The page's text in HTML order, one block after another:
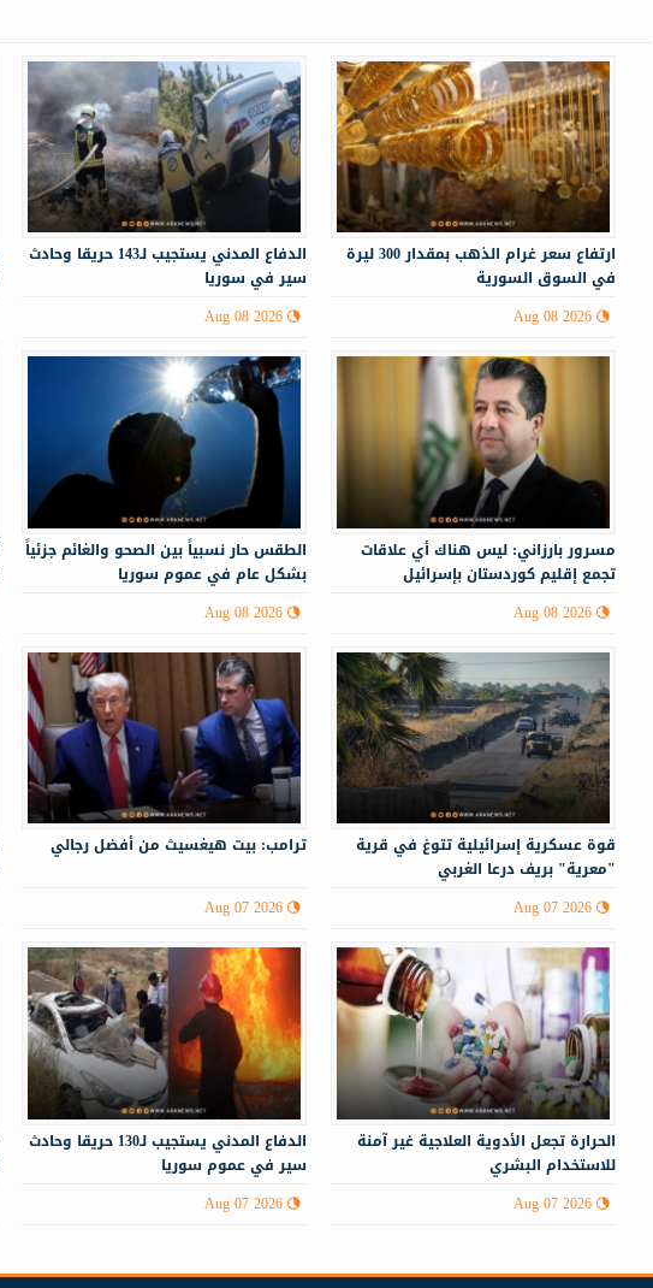
الدفاع المدني يستجيب لـ143 حريقا وحادث
سير في سوريا
Aug 08 2026
ارتفاع سعر غرام الذهب بمقدار 300 ليرة
في السوق السورية
Aug 08 2026
الطقس حار نسبياً بين الصحو والغائم جزئياً
بشكل عام في عموم سوريا
Aug 08 2026
مسرور بارزاني: ليس هناك أي علاقات
تجمع إقليم كوردستان بإسرائيل
Aug 08 2026
ترامب: بيت هيغسيث من أفضل رجالي
Aug 07 2026
قوة عسكرية إسرائيلية تتوغ في قرية
"معرية" بريف درعا الغربي
Aug 07 2026
الدفاع المدني يستجيب لـ130 حريقا وحادث
سير في عموم سوريا
Aug 07 2026
الحرارة تجعل الأدوية العلاجية غير آمنة
للاستخدام البشري
Aug 07 2026